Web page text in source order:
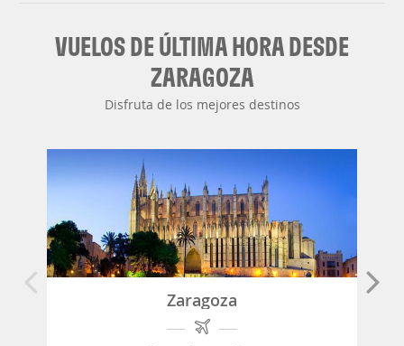
VUELOS DE ÚLTIMA HORA DESDE
ZARAGOZA
Disfruta de los mejores destinos
Zaragoza